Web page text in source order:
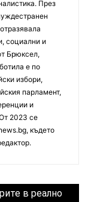
През
социални и
Брюксел,
е по
избори,
парламент,
и
2023 се
където
в реално